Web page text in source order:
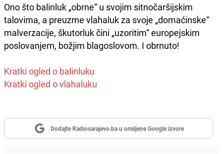
Ono što balinluk „obrne“ u svojim sitnočaršijskim
talovima, a preuzme vlahaluk za svoje „domaćinske“
malverzacije, škutorluk čini „uzoritim“ europejskim
poslovanjem, božjim blagoslovom. I obrnuto!
Kratki ogled o balinluku
Kratki ogled o vlahaluku
Dodajte Radiosarajevo.ba u omiljene Google izvore